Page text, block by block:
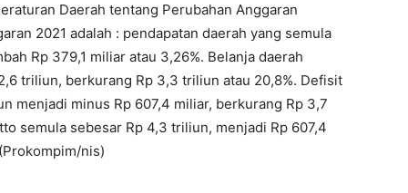
Daerah tentang Perubahan Anggaran
2021 adalah : pendapatan daerah yang semula
Rp 379,1 miliar atau 3,26%. Belanja daerah
triliun, berkurang Rp 3,3 triliun atau 20,8%. Defisit
menjadi minus Rp 607,4 miliar, berkurang Rp 3,7
semula sebesar Rp 4,3 triliun, menjadi Rp 607,4
nis)